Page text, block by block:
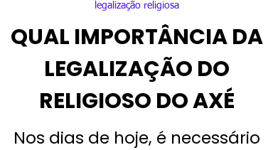
QUAL IMPORTÂNCIA DA
LEGALIZAÇÃO DO
RELIGIOSO DO AXÉ
Nos dias de hoje, é necessário
legalização religiosa